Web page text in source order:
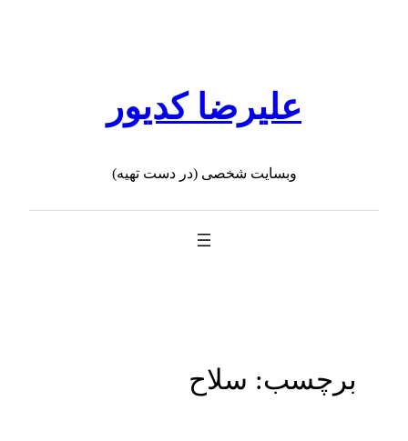
علیرضا کدیور
وبسایت شخصی (در دست تهیه)
برچسب: سلاح